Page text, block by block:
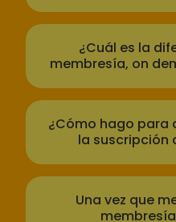
¿Cuál es la
membresía, on
¿Cómo hago para
la suscripción
Una vez que